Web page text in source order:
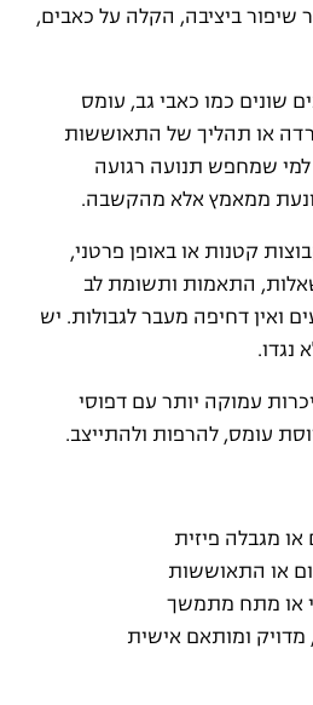
שיפור ביציבה, הקלה על כאבים,
שונים כמו כאבי גב, עומס
או תהליך של התאוששות
שמחפש תנועה רגועה
ממאמץ אלא מהקשבה.
קטנות או באופן פרטני,
התאמות ותשומת לב
ואין דחיפה מעבר לגבולות. יש
נגדו.
עמוקה יותר עם דפוסי
עומס, להרפות ולהתייצב.
מגבלה פיזית
או התאוששות
או מתח מתמשך
ומותאם אישית